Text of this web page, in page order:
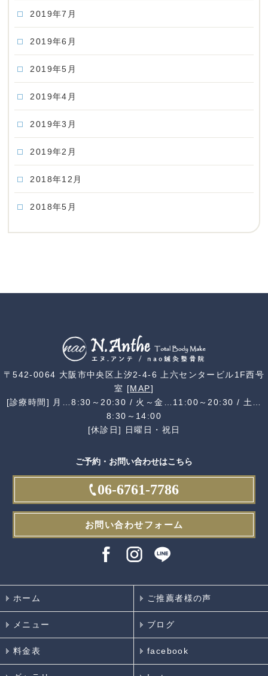
2019年7月
2019年6月
2019年5月
2019年4月
2019年3月
2019年2月
2018年12月
2018年5月
〒542-0064 大阪市中央区上汐2-4-6 上六センタービル1F西号
室 [MAP]
[診療時間] 月…8:30～20:30 / 火～金…11:00～20:30 / 土…
8:30～14:00
[休診日] 日曜日・祝日
ご予約・お問い合わせはこちら
06-6761-7786
お問い合わせフォーム
ホーム ご推薦者様の声
メニュー ブログ
料金表 facebook